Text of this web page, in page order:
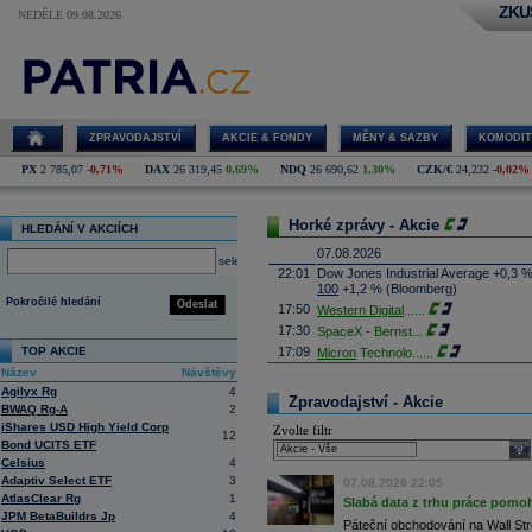
NEDĚLE 09.08.2026
ZPRAVODAJSTVÍ AKCIE & FONDY MĚNY & SAZBY
PX 2 785,07 -0,71% DAX 26 319,45 0,69% NDQ 26 690,62 1,30% CZK/€ 24,232 -0,02%
HLEDÁNÍ V AKCIÍCH
select
Odeslat
Pokročilé hledání
TOP AKCIE
Název
Návštěvy
Agilyx Rg
4
BWAQ Rg-A
2
iShares USD High Yield Corp
Bond UCITS ETF
12
Celsius
4
Adaptiv Select ETF
3
AtlasClear Rg
1
JPM BetaBuildrs Jp
4
Horké zprávy - Akcie
07.08.2026
22:01
Dow Jones Industrial Average +0,3
100 +1,2 % (Bloomberg)
17:50 Western Digital
17:30 SpaceX - Bernst
17:09 Micron Technolo
16:26
Objem obchodů s akciemi na
obchodů za poslední rok je 0,665
16:23 Zvýšení výroby balistických střel
nějakou dobu potrvá. Agentuře
Armin Papperger. Společná výroba
doplnit arzenál Spojeným státům,
(ČTK)
16:07 Conocophillips
Zpravodajství - Akcie
Zvolte filtr
07.08.2026 22:05
Slabá data z trhu práce
Páteční obchodování na Wall